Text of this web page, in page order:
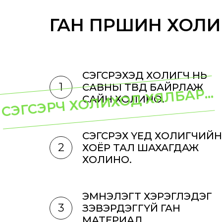
ГАН ПҮРШИН
1
СЭГСРЭХЭД ХОЛИГЧ НЬ
САВНЫ ТӨВД БАЙРЛАЖ
САЙН ХОЛИНО.
2
СЭГСРЭХ ҮЕД ХОЛИГЧИЙН
ХОЁР ТАЛ ШАХАГДАЖ
ХОЛИНО.
3
ЭМНЭЛЭГТ ХЭРЭГЛЭДЭГ
ЗЭВЭРДЭГГҮЙ ГАН
СЭГСЭРЧ ХОЛИХОД ХЯЛБАР...